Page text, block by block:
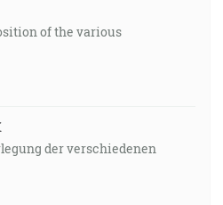
of the various
der verschiedenen